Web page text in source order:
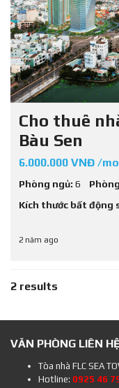
Cho thuê
Bàu Sen
6.000.000 VNĐ /
Phòng ngủ: 6
Kích thước bất động
2 năm ago
2 results
VĂN PHÒNG LIÊN
Tòa nhà FLC SEA
Hotline: 0925 46